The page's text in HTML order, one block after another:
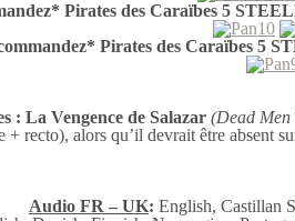
Pirates des Caraïbes 5
Pirates des Caraïbes 5
: La Vengence de Salazar (Dead Men
+ recto), alors qu’il devrait être absent
Audio FR – UK: English, Castillan